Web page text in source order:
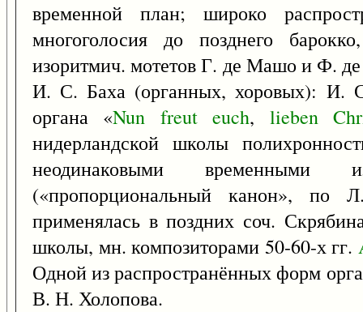
временной план; широко
многоголосия до позднего
изоритмич. мотетов Г. де Машо и Ф.
И. С. Баха (органных, хоровых): И.
органа «Nun freut euch, lieben
нидерландской школы
неодинаковыми временными
(«пропорциональный канон»,
применялась в поздних соч.
школы, мн. композиторами 50-60-х гг.
Одной из распространённых форм
В. Н. Холопова.